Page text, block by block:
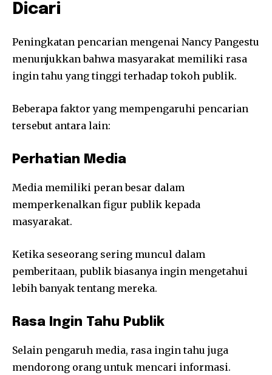
Dicari
Peningkatan pencarian mengenai Nancy Pangestu
menunjukkan bahwa masyarakat memiliki rasa
ingin tahu yang tinggi terhadap tokoh publik.
Beberapa faktor yang mempengaruhi pencarian
tersebut antara lain:
Perhatian Media
Media memiliki peran besar dalam
memperkenalkan figur publik kepada
masyarakat.
Ketika seseorang sering muncul dalam
pemberitaan, publik biasanya ingin mengetahui
lebih banyak tentang mereka.
Rasa Ingin Tahu Publik
Selain pengaruh media, rasa ingin tahu juga
mendorong orang untuk mencari informasi.